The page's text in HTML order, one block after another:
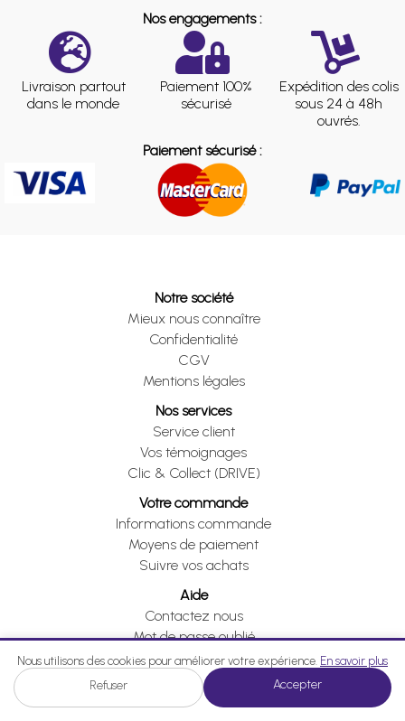
Nos engagements :
Livraison partout
dans le monde
Paiement 100%
sécurisé
Expédition des colis
sous 24 à 48h
ouvrés.
Paiement sécurisé :
Notre société
Mieux nous connaître
Confidentialité
CGV
Mentions légales
Nos services
Service client
Vos témoignages
Clic & Collect (DRIVE)
Votre commande
Informations commande
Moyens de paiement
Suivre vos achats
Aide
Contactez nous
Mot de passe oublié
Je me rétracte
Je me rétracte
Nous utilisons des cookies pour améliorer votre expérience. En savoir plus
Refuser Accepter